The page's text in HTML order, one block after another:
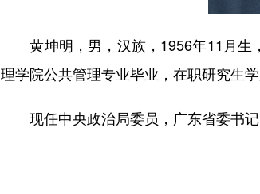
黄坤明，男，汉族，1956年11月生
理学院公共管理专业毕业，在职研究生学
现任中央政治局委员，广东省委书记